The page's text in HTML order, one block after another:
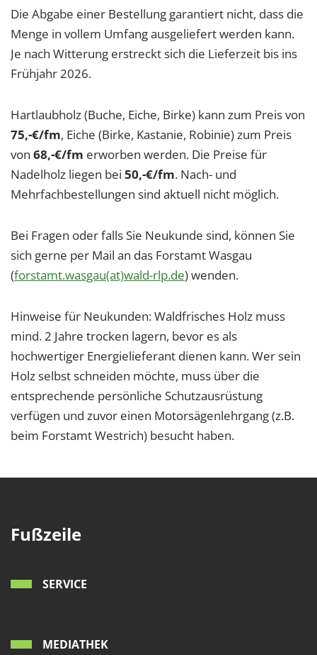
Die Abgabe einer Bestellung garantiert nicht, dass die
Menge in vollem Umfang ausgeliefert werden kann.
Je nach Witterung erstreckt sich die Lieferzeit bis ins
Frühjahr 2026.
Hartlaubholz (Buche, Eiche, Birke) kann zum Preis von
75,-€/fm, Eiche (Birke, Kastanie, Robinie) zum Preis
von 68,-€/fm erworben werden. Die Preise für
Nadelholz liegen bei 50,-€/fm. Nach- und
Mehrfachbestellungen sind aktuell nicht möglich.
Bei Fragen oder falls Sie Neukunde sind, können Sie
sich gerne per Mail an das Forstamt Wasgau
(forstamt.wasgau(at)wald-rlp.de) wenden.
Hinweise für Neukunden: Waldfrisches Holz muss
mind. 2 Jahre trocken lagern, bevor es als
hochwertiger Energielieferant dienen kann. Wer sein
Holz selbst schneiden möchte, muss über die
entsprechende persönliche Schutzausrüstung
verfügen und zuvor einen Motorsägenlehrgang (z.B.
beim Forstamt Westrich) besucht haben.
Fußzeile
SERVICE
MEDIATHEK